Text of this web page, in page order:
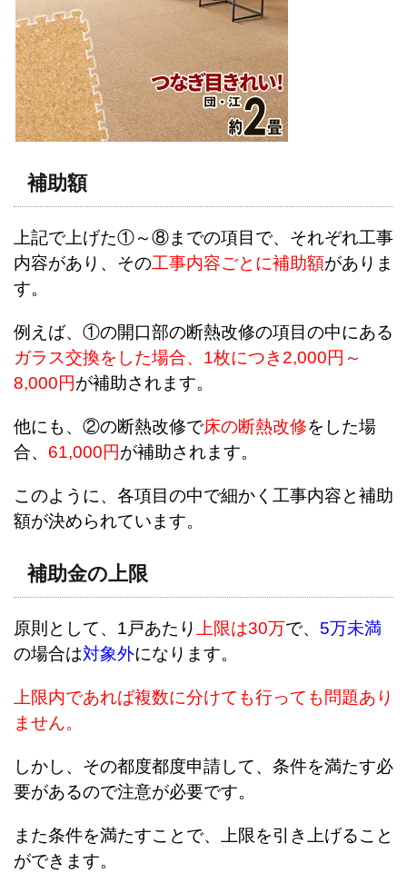
補助額
上記で上げた①～⑧までの項目で、それぞれ工事
内容があり、その工事内容ごとに補助額がありま
す。
例えば、①の開口部の断熱改修の項目の中にある
ガラス交換をした場合、1枚につき2,000円～
8,000円が補助されます。
他にも、②の断熱改修で床の断熱改修をした場
合、 61,000円が補助されます。
このように、各項目の中で細かく工事内容と補助
額が決められています。
補助金の上限
原則として、1戸あたり 上限は30万で、 5万未満
の場合は対象外になります。
上限内であれば複数に分けても行っても問題あり
ません。
しかし、その都度都度申請して、条件を満たす必
要があるので注意が必要です。
また条件を満たすことで、上限を引き上げること
ができます。